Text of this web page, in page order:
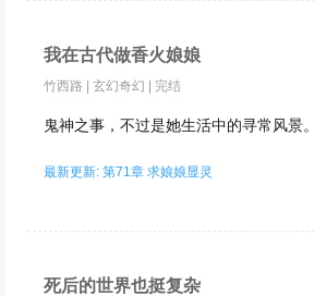
我在古代做香火娘娘
竹西路 | 玄幻奇幻 | 完结
鬼神之事，不过是她生活中的寻常风景。
最新更新: 第71章 求娘娘显灵
死后的世界也挺复杂